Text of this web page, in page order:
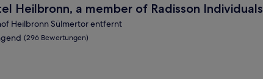
Heilbronn, a member of Radisson Individuals
a member of Radisson Individuals
Heilbronn Sülmertor entfernt
(296 Bewertungen)